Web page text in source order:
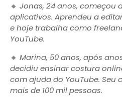
🔸 Jonas, 24 anos, começou
aplicativos. Aprendeu a
e hoje trabalha como
YouTube.
🔸 Marina, 50 anos, após
decidiu ensinar costura
com ajuda do YouTube. Seu
mais de 100 mil pessoas.